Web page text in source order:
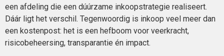
een afdeling die een dúúrzame inkoopstrategie realiseert.
Dáár ligt het verschil. Tegenwoordig is inkoop veel meer dan
een kostenpost: het is een hefboom voor veerkracht,
risicobeheersing, transparantie én impact.